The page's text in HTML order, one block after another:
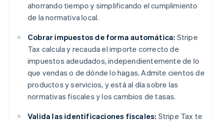
ahorrando tiempo y simplificando el cumplimiento
de la normativa local.
Cobrar impuestos de forma automática: Stripe
Tax calcula y recauda el importe correcto de
impuestos adeudados, independientemente de lo
que vendas o de dónde lo hagas. Admite cientos de
productos y servicios, y está al día sobre las
normativas fiscales y los cambios de tasas.
Valida las identificaciones fiscales: Stripe Tax te